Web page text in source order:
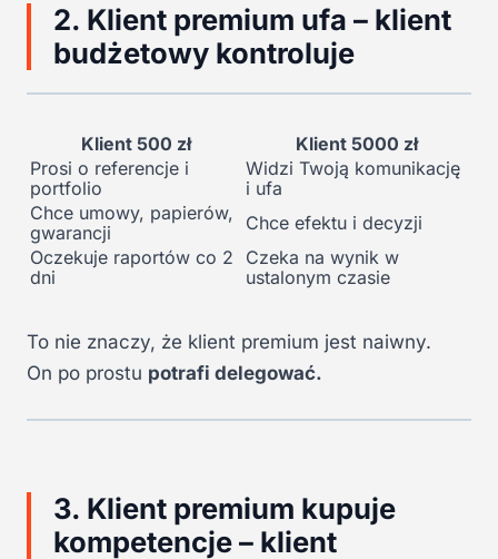
2. Klient premium ufa – klient
budżetowy kontroluje
Klient 500 zł
Klient 5000 zł
Prosi o referencje i
portfolio
Widzi Twoją komunikację
i ufa
Chce umowy, papierów,
gwarancji
Chce efektu i decyzji
Oczekuje raportów co 2
dni
Czeka na wynik w
ustalonym czasie
To nie znaczy, że klient premium jest naiwny.
On po prostu potrafi delegować.
3. Klient premium kupuje
kompetencje – klient